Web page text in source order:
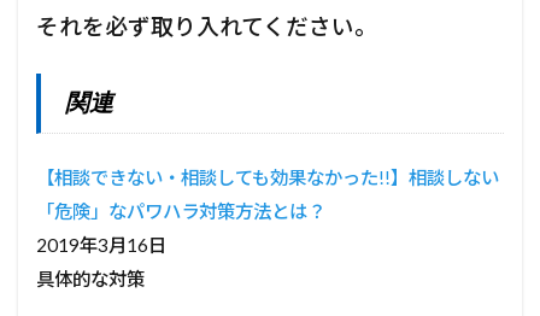
それを必ず取り入れてください。
関連
【相談できない・相談しても効果なかった!!】相談しない
「危険」なパワハラ対策方法とは？
2019年3月16日
具体的な対策